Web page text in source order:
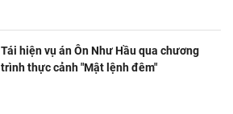
Tái hiện vụ án Ôn Như Hầu qua chương
trình thực cảnh "Mật lệnh đêm"